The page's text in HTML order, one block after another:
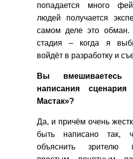
попадается много
людей получается
самом деле это
стадия – когда я
войдёт в разработку и
Вы вмешиваетесь
написания
Мастак»?
Да, и причём очень
быть написано так,
объяснить зрителю